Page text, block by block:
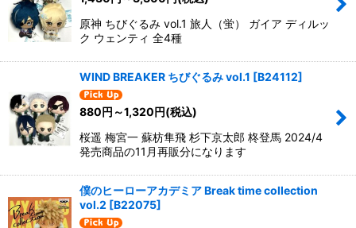
原神 ちびぐるみ vol.1 旅人（蛍） ガイア ディルッ
ク ウェンティ 全4種
WIND BREAKER ちびぐるみ vol.1 [B24112]
880円 ～1,320円(税込)
桜遥 梅宮一 蘇枋隼飛 杉下京太郎 柊登馬 2024/4
発売商品の11月再販分になります
僕のヒーローアカデミア Break time collection
vol.2 [B22075]